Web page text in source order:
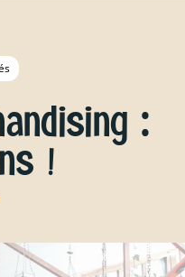
:
!